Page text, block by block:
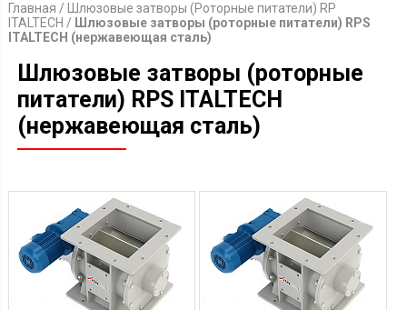
Главная /
Шлюзовые затворы (Роторные питатели) RP
ITALTECH / Шлюзовые затворы (роторные питатели) RPS
ITALTECH (нержавеющая сталь)
Шлюзовые затворы (роторные
питатели) RPS ITALTECH
(нержавеющая сталь)